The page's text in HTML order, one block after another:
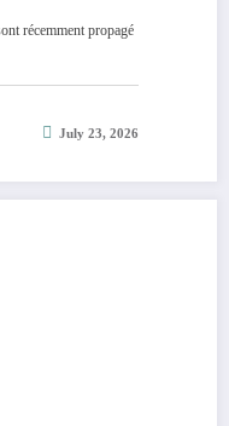
récemment propagé
July 23, 2026